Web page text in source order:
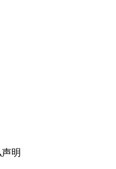
明